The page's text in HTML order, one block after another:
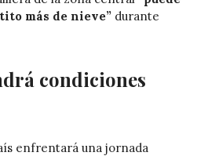
más de nieve” durante
condiciones
enfrentará una jornada